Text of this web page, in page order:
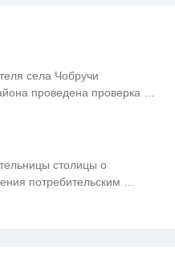
села Чобручи
проведена проверка
столицы о
потребительским